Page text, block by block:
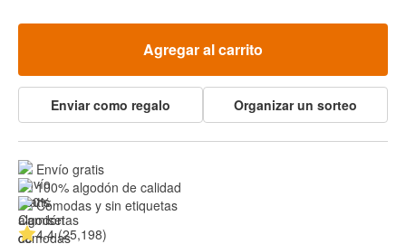
Agregar al carrito
Enviar como regalo Organizar un sorteo
Envío gratis
100% algodón de calidad
Cómodas y sin etiquetas
4.4 (25,198)